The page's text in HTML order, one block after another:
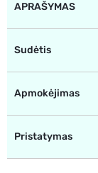
APRAŠYMAS
Sudėtis
Apmokėjimas
Pristatymas